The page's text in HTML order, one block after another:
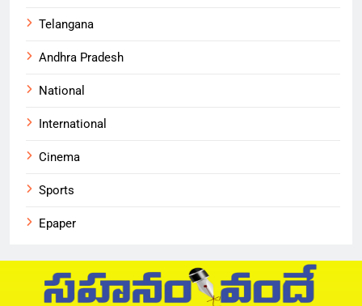
Telangana
Andhra Pradesh
National
International
Cinema
Sports
Epaper